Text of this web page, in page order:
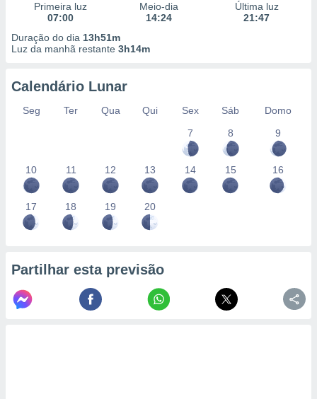
Primeira luz
07:00
Meio-dia
14:24
Última luz
21:47
Duração do dia 13h51m
Luz da manhã restante 3h14m
Calendário Lunar
Seg Ter Qua Qui Sex Sáb
Domo
7
8 9
10 11 12 13 14 15 16
17 18 19 20
Partilhar esta previsão